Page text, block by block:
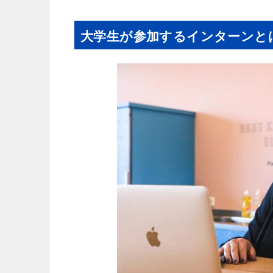
大学生が参加するインターンと